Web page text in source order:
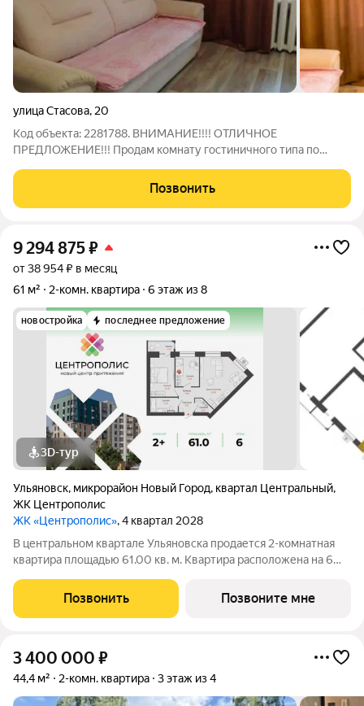
улица Стасова, 20
Код объекта: 2281788. ВНИМАНИЕ!!!! ОТЛИЧНОЕ
ПРЕДЛОЖЕНИЕ!!! Продам комнату гостиничного типа по
чистая и аккуратная: заходи и живи. Полы не скрепят, окно
пластиковое с видом во двор. Поэтому
Позвонить
9 294 875₽
от 38 954 ₽ в месяц
61 м²
2-комн. квартира 6 этаж из 8
новостройка последнее предложение
3D-тур
Ульяновск, микрорайон Новый Город, квартал Центральный,
ЖК Центрополис
ЖК «Центрополис», 4 квартал 2028
В центральном квартале Ульяновска продается 2-комнатная
квартира площадью 61.00 кв. м. Квартира расположена на 6
Центрополис. Мечта жить в центре Нового города теперь
осуществима! Квартал Центрополис
Позвонить Позвоните мне
3 400 000 ₽
44,4 м² 2-комн. квартира 3 этаж из 4